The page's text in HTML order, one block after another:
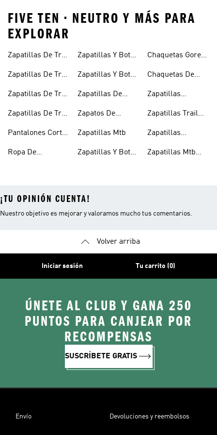
FIVE TEN • NEUTRO Y MÁS PARA
EXPLORAR
Zapatillas De Trail
Zapatillas De Trail
Impermeables
Zapatillas De Trail
Hombre
Zapatillas De Trail
Mujer
Pantalones Cortos
Running
Ropa De
Zapatillas Y Botas
Zapatillas Y Botas
Para Hombre
Zapatillas De
Mujer
Zapatos De
Zapatillas Mtb
Zapatillas Y Botas
Chaquetas Gore-
Chaquetas De
Zapatillas
Zapatillas Trail
Zapatillas
Zapatillas Mtb
¡TU OPINIÓN CUENTA!
Nuestro objetivo es mejorar y valoramos mucho tus comentarios.
Volver arriba
Iniciar sesión Tu carrito (0)
ÚNETE AL CLUB Y GANA 250
PUNTOS PARA CANJEAR POR
RECOMPENSAS
SUSCRÍBETE GRATIS
Envío Devoluciones y reembolsos